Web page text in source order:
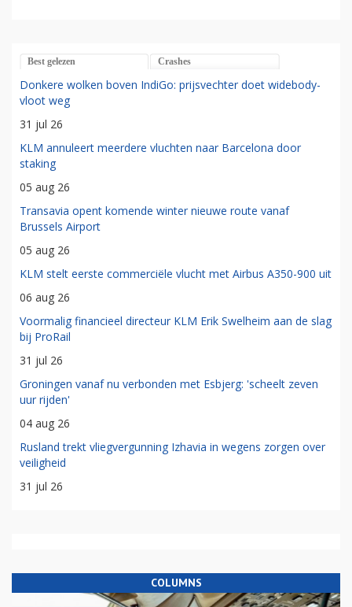
Best gelezen Crashes
Donkere wolken boven IndiGo: prijsvechter doet widebody-
vloot weg
31 jul 26
KLM annuleert meerdere vluchten naar Barcelona door
staking
05 aug 26
Transavia opent komende winter nieuwe route vanaf
Brussels Airport
05 aug 26
KLM stelt eerste commerciële vlucht met Airbus A350-900 uit
06 aug 26
Voormalig financieel directeur KLM Erik Swelheim aan de slag
bij ProRail
31 jul 26
Groningen vanaf nu verbonden met Esbjerg: 'scheelt zeven
uur rijden'
04 aug 26
Rusland trekt vliegvergunning Izhavia in wegens zorgen over
veiligheid
31 jul 26
COLUMNS